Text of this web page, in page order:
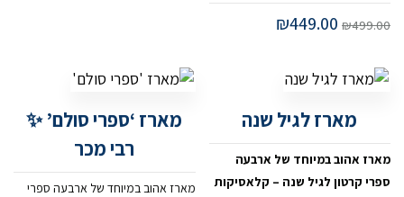
₪499.00 המחיר
₪499.00.
₪449.00
מארז לגיל שנה
מארז אהוב במיוחד של ארבעה
ספרי קרטון לגיל שנה – קלאסיקות
מארז ‘ספרי סולם’ ✨
רבי מכר
מארז אהוב במיוחד של ארבעה ספרי